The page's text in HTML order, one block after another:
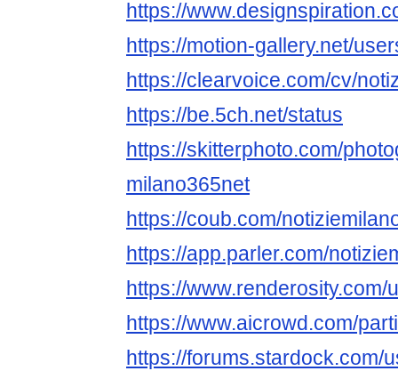
https://
https://motion-gallery.net/
https://clearvoice.com/cv/
https://be.5ch.net/status
https://skitterphoto.com/
milano365net
https://coub.com/
https://app.parler.com/
https://www.renderosity.com/
https://www.aicrowd.com/
https://forums.stardock.com/